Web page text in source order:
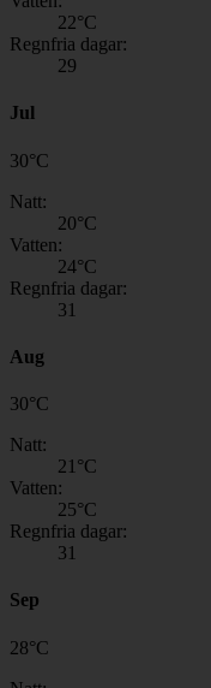
22°C
Regnfria dagar:
29
Jul
30°C
Natt:
20°C
Vatten:
24°C
Regnfria dagar:
31
Aug
30°C
Natt:
21 °C
Vatten:
25°C
Regnfria dagar:
31
Sep
28°C